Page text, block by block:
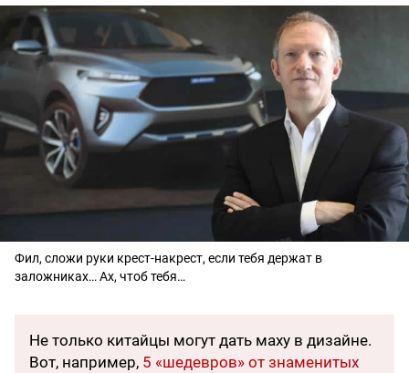
Фил, сложи руки крест-накрест, если тебя держат в
заложниках… Ах, чтоб тебя…
Не только китайцы могут дать маху в дизайне.
Вот, например, 5 «шедевров» от знаменитых